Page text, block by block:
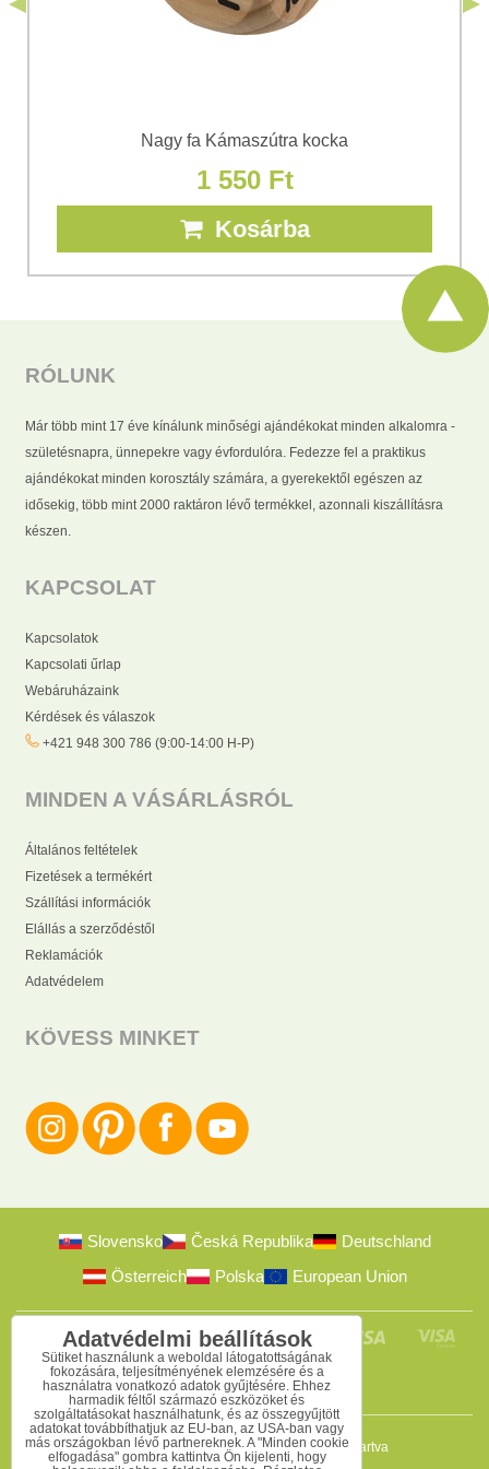
Nagy fa Kámaszútra kocka
1 550 Ft
Kosárba
RÓLUNK
Már több mint 17 éve kínálunk minőségi ajándékokat minden alkalomra -
születésnapra, ünnepekre vagy évfordulóra. Fedezze fel a praktikus
ajándékokat minden korosztály számára, a gyerekektől egészen az
idősekig, több mint 2000 raktáron lévő termékkel, azonnali kiszállításra
készen.
KAPCSOLAT
Kapcsolatok
Kapcsolati űrlap
Webáruházaink
Kérdések és válaszok
+421 948 300 786 (9:00-14:00 H-P)
MINDEN A VÁSÁRLÁSRÓL
Általános feltételek
Fizetések a termékért
Szállítási információk
Elállás a szerződéstől
Reklamációk
Adatvédelem
KÖVESS MINKET
Slovensko Česká Republika
Deutschland
Österreich
Polska European Union
2009-2026 © Bomba s.r.o. Minden jog fenntartva
Adatvédelmi beállítások
Sütiket használunk a weboldal látogatottságának
fokozására, teljesítményének elemzésére és a
használatra vonatkozó adatok gyűjtésére. Ehhez
harmadik féltől származó eszközöket és
szolgáltatásokat használhatunk, és az összegyűjtött
adatokat továbbíthatjuk az EU-ban, az USA-ban vagy
más országokban lévő partnereknek. A "Minden cookie
elfogadása" gombra kattintva Ön kijelenti, hogy